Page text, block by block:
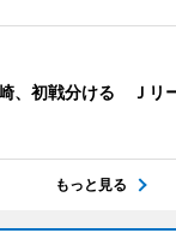
、初戦分ける Ｊリ
もっと見る